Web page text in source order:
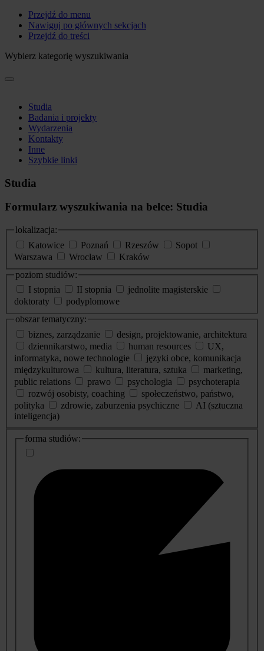
Przejdź do menu
Nawiguj po głównych sekcjach
Przejdź do treści
Wybierz kategorię wyszukiwania
Studia
Badania i projekty
Wydarzenia
Kontakty
Inne
Szybkie linki
Studia
Formularz wyszukiwania na belce: Studia
lokalizacja:
Katowice
Poznań Rzeszów
Sopot
Warszawa
Wrocław
Kraków
poziom studiów:
I stopnia
II stopnia
jednolite magisterskie
doktoraty
podyplomowe
obszar tematyczny:
biznes, zarządzanie
design, projektowanie, architektura
dziennikarstwo, media
human resources
UX,
informatyka, nowe technologie
języki obce, komunikacja
międzykulturowa
kultura, literatura, sztuka
marketing,
public relations
prawo psychologia
psychoterapia
rozwój osobisty, coaching
społeczeństwo, państwo,
polityka
zdrowie, zaburzenia psychiczne
AI (sztuczna
inteligencja)
dodatkowe
informacje
forma studiów: